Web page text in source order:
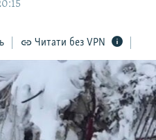
Читати без VPN